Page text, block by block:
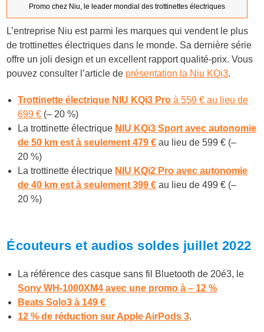
Promo chez Niu, le leader mondial des trottinettes électriques
L’entreprise Niu est parmi les marques qui vendent le plus
de trottinettes électriques dans le monde. Sa dernière série
offre un joli design et un excellent rapport qualité-prix. Vous
pouvez consulter l’article de présentation la Niu KQi3.
Trottinette électrique NIU KQi3 Pro à 559 € au lieu de
699 € (– 20 %)
La trottinette électrique NIU KQi3 Sport avec autonomie
de 50 km est à seulement 479 € au lieu de 599 € (–
20 %)
La trottinette électrique NIU KQi2 Pro avec autonomie
de 40 km est à seulement 399 € au lieu de 499 € (–
20 %)
Écouteurs et audios soldes juillet 2022
La référence des casque sans fil Bluetooth de 20é3, le
Sony WH-1000XM4 avec une promo à – 12 %
Beats Solo3 à 149 €
12 % de réduction sur Apple AirPods 3.